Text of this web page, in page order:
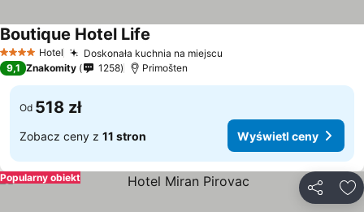
4 KategoriaHotel Doskonała kuchnia na miejscu
Boutique Hotel Life
9,1 Znakomity 1258 Primošten
Od 518 zł
Zobacz ceny z 11 stron Wyświetl ceny
Popularny obiekt